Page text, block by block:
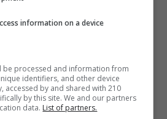
information on a device
be processed and information from
identifiers, and other device
accessed by and shared with 210
by this site. We and our partners
data. List of partners.